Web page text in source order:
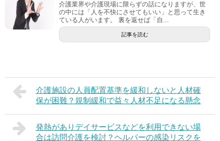
介護業界や介護現場に限らずの話になりますが、世
の中には「人を不快にさせてもいい」と思って生き
ている人がいます。 裏を返せば「自...
記事を読む
介護施設の人員配置基準を緩和しないと人材確
保が困難？規制緩和で益々人材不足になる懸念
発熱がありデイサービスなどを利用できない場
合は訪問介護を検討？ヘルパーの感染リスクを